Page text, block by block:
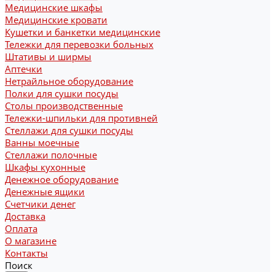
Медицинские шкафы
Медицинские кровати
Кушетки и банкетки медицинские
Тележки для перевозки больных
Штативы и ширмы
Аптечки
Нетрайльное оборудование
Полки для сушки посуды
Столы производственные
Тележки-шпильки для противней
Стеллажи для сушки посуды
Ванны моечные
Стеллажи полочные
Шкафы кухонные
Денежное оборудование
Денежные ящики
Счетчики денег
Доставка
Оплата
О магазине
Контакты
Поиск